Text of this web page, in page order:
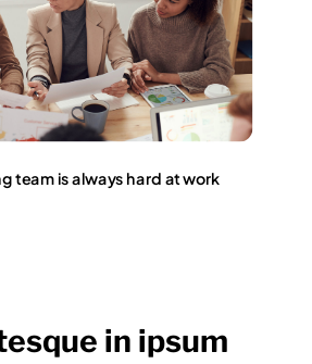
team is always hard at work
in ipsum